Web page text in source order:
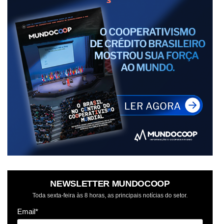
NEWSLETTER MUNDOCOOP
Toda sexta-feira às 8 horas, as principais notícias do setor.
Email*